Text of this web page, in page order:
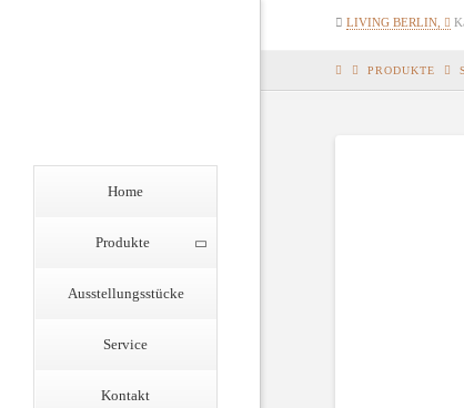
LIVING BERLIN,
Home
Produkte
Ausstellungsstücke
Service
Kontakt
PRODUKTE